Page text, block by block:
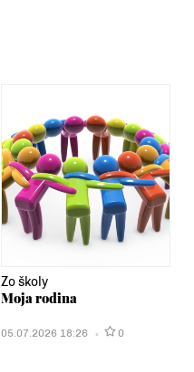
Zo školy
Moja rodina
05.07.2026 18:26 0